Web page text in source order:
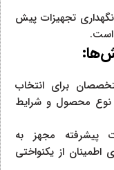
تجهیزات پیش
است.
برای انتخاب
نوع محصول و شرایط
پیشرفته مجهز به
از یکنواختی